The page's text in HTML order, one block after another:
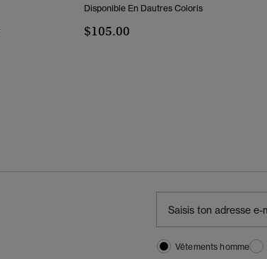
Disponible En Dautres Coloris
$105.00
Vêtements homme